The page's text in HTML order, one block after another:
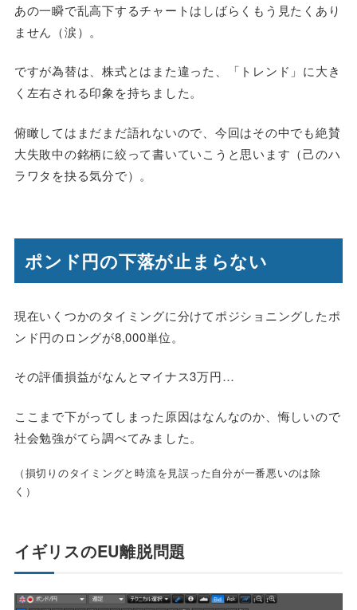
あの一瞬で乱高下するチャートはしばらくもう見たくあり
ません（涙）。
ですが為替は、株式とはまた違った、「トレンド」に大き
く左右される印象を持ちました。
俯瞰してはまだまだ語れないので、今回はその中でも絶賛
大失敗中の銘柄に絞って書いていこうと思います（己のハ
ラワタを抉る気分で）。
ポンド円の下落が止まらない
現在いくつかのタイミングに分けてポジショニングしたポ
ンド円のロングが8,000単位。
その評価損益がなんとマイナス3万円…
ここまで下がってしまった原因はなんなのか、悔しいので
社会勉強がてら調べてみました。
（損切りのタイミングと時流を見誤った自分が一番悪いのは除
く）
イギリスのEU離脱問題